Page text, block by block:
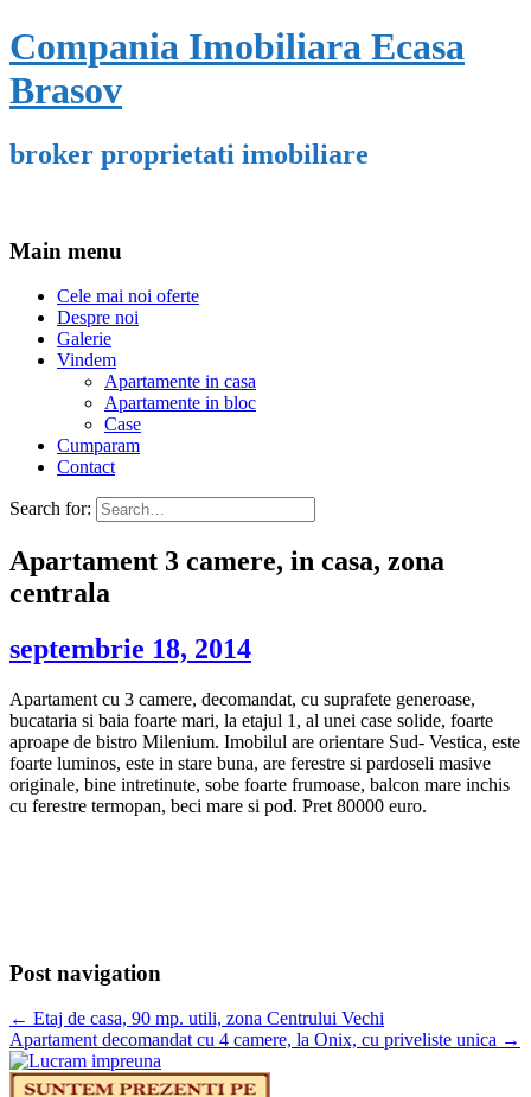
Compania Imobiliara Ecasa
Brasov
broker proprietati imobiliare
Main menu
Cele mai noi oferte
Despre noi
Galerie
Vindem
Apartamente in casa
Apartamente in bloc
Case
Cumparam
Contact
Search for:
Apartament 3 camere, in casa, zona
centrala
septembrie 18, 2014
Apartament cu 3 camere, decomandat, cu suprafete generoase,
bucataria si baia foarte mari, la etajul 1, al unei case solide, foarte
aproape de bistro Milenium. Imobilul are orientare Sud- Vestica, este
foarte luminos, este in stare buna, are ferestre si pardoseli masive
originale, bine intretinute, sobe foarte frumoase, balcon mare inchis
cu ferestre termopan, beci mare si pod. Pret 80000 euro.
Post navigation
← Etaj de casa, 90 mp. utili, zona Centrului Vechi
Apartament decomandat cu 4 camere, la Onix, cu priveliste unica →